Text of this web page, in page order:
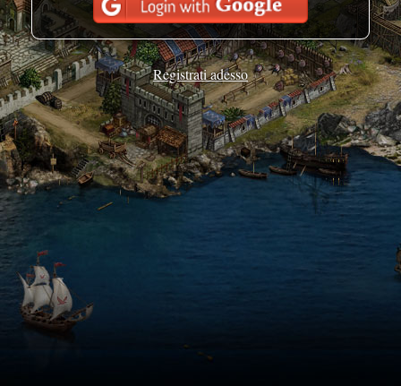
Registrati adesso